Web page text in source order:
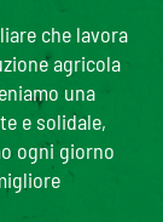
che lavora
agricola
una
e solidale,
ogni giorno